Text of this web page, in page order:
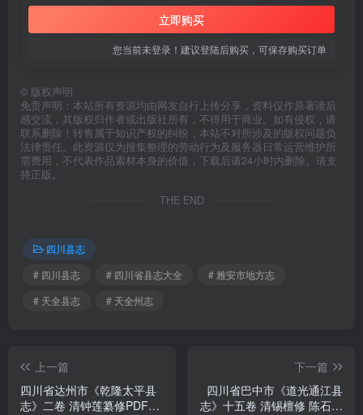
立即购买
您当前未登录！建议登陆后购买，可保存购买订单
© 版权声明
免责声明：本站所有资源均由网友自行上传分享，资料仅作原著读后
感交流，其版权归作者或出版社所有，不得用于商业。如有侵权，请
联系删除！转售属于知识产权的纠纷，本站不对所涉及的版权问题负
法律责任。此资源仅为搜集整理的劳动行为及服务器日常运营维护所
需费用，不代表作品素材本身的价值，下载后请24小时内删除。请支
持正版。
THE END
四川县志
# 四川县志
# 四川省县志大全
# 雅安市地方志
# 天全县志
# 天全州志
上一篇
四川省达州市《乾隆太平县
志》二卷 清钟莲纂修PDF电
下一篇
四川省巴中市《道光通江县
志》十五卷 清锡檀修 陈石麟